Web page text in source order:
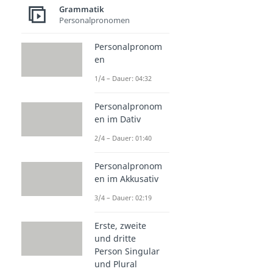
Grammatik
Personalpronomen
Personalpronom
en
1/4 – Dauer: 04:32
Personalpronom
en im Dativ
2/4 – Dauer: 01:40
Personalpronom
en im Akkusativ
3/4 – Dauer: 02:19
Erste, zweite
und dritte
Person Singular
und Plural